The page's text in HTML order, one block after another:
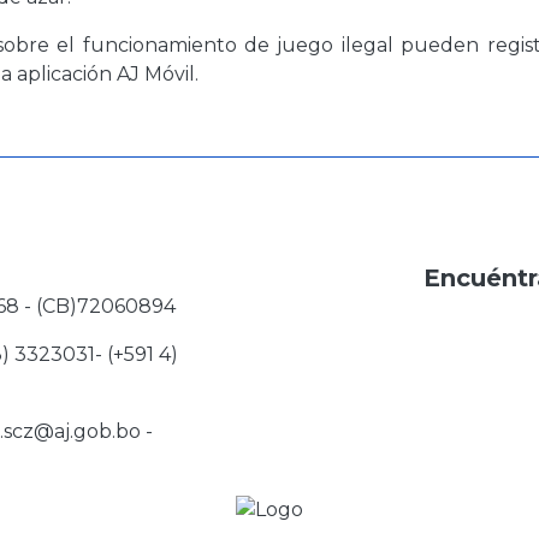
el funcionamiento de juego ilegal pueden
aplicación AJ Móvil.
- (CB)72060894
3323031- (+591 4)
-